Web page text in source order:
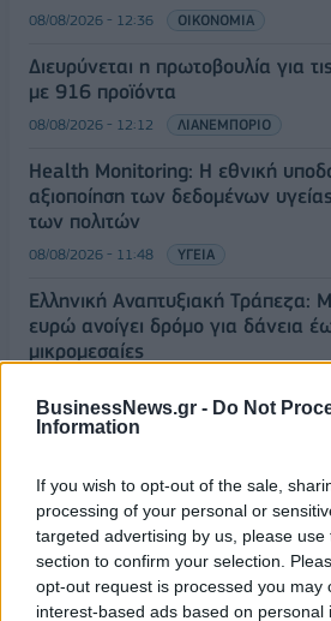
BusinessNews.gr - Do Not
Information
If you wish to opt-out of the sale,
processing of your personal or
targeted advertising by us, please
section to confirm your selection.
opt-out request is processed you may
interest-based ads based on personal
08/08/2026 - 12:36 ΟΙΚΟΝΟΜΙΑ
Διευρύνεται η πρωτοβουλία για
με 916 προϊόντα
08/08/2026 - 12:12 ΛΙΑΝΕΜΠΟΡΙΟ
Health Monitoring: Η εθνική
αξιοποίηση των δεδομένων
των πολιτών
08/08/2026 - 11:48 ΥΓΕΙΑ
Ελληνική Αναπτυξιακή Τράπεζα:
ευρώ ανοίγει δρόμο για δάνεια
μικρομεσαίες
5G παντού, 6G στον ορίζοντα: Πού
08/08/2026 - 10:54 ΤΕΧΝΟΛΟΓΙΑ